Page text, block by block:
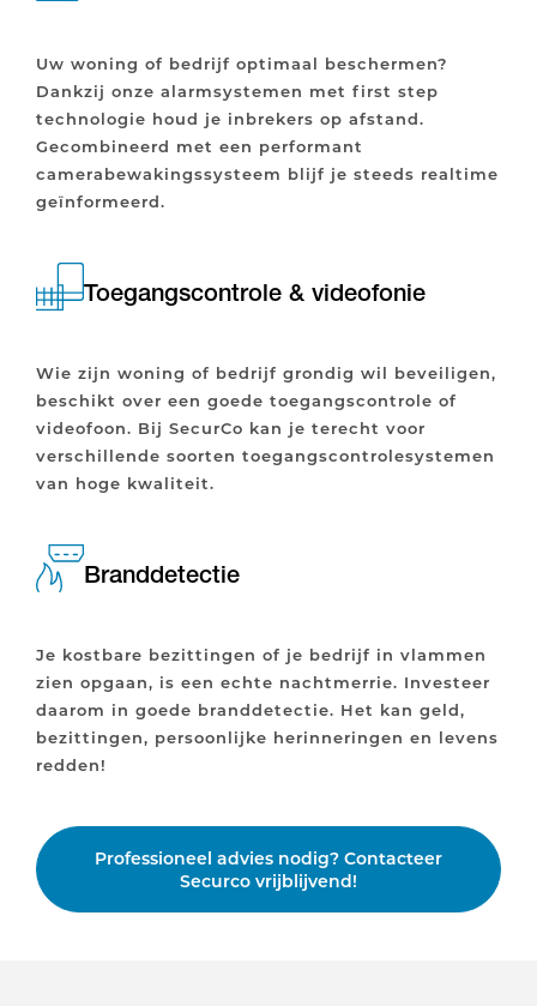
Uw woning of bedrijf optimaal beschermen?
Dankzij onze alarmsystemen met first step
technologie houd je inbrekers op afstand.
Gecombineerd met een performant
camerabewakingssysteem blijf je steeds realtime
geïnformeerd.
Toegangscontrole & videofonie
Wie zijn woning of bedrijf grondig wil beveiligen,
beschikt over een goede toegangscontrole of
videofoon. Bij SecurCo kan je terecht voor
verschillende soorten toegangscontrolesystemen
van hoge kwaliteit.
Branddetectie
Je kostbare bezittingen of je bedrijf in vlammen
zien opgaan, is een echte nachtmerrie. Investeer
daarom in goede branddetectie. Het kan geld,
bezittingen, persoonlijke herinneringen en levens
redden!
Professioneel advies nodig? Contacteer
Securco vrijblijvend!